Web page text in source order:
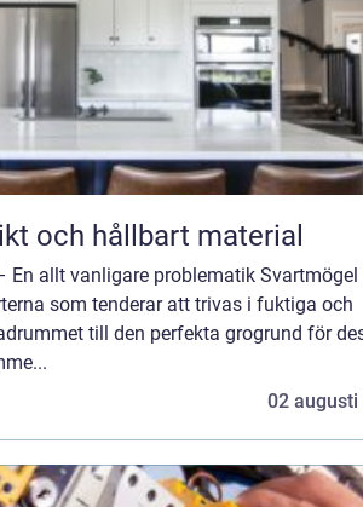
och hållbart material
En allt vanligare problematik Svartmögel
som tenderar att trivas i fuktiga och
till den perfekta grogrund för
02 augusti